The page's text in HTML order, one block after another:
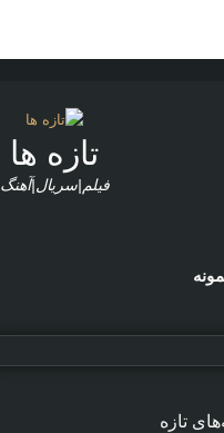
تازه ها
فیلم|سریال|آهنگ
تازه